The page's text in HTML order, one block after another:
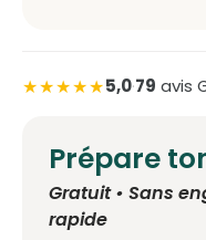
★★★★★5,0·79 avis
Prépare
Gratuit • Sans
rapide